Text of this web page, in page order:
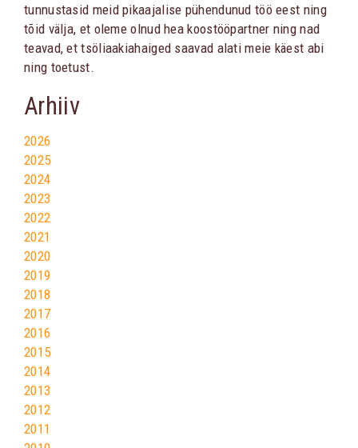
tunnustasid meid pikaajalise pühendunud töö eest ning
tõid välja, et oleme olnud hea koostööpartner ning nad
teavad, et tsöliaakiahaiged saavad alati meie käest abi
ning toetust.
Arhiiv
2026
2025
2024
2023
2022
2021
2020
2019
2018
2017
2016
2015
2014
2013
2012
2011